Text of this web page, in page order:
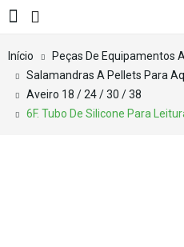
Início Peças De Equipamentos
Salamandras A Pellets Para
Aveiro 18 / 24 / 30 / 38
6F. Tubo De Silicone Para